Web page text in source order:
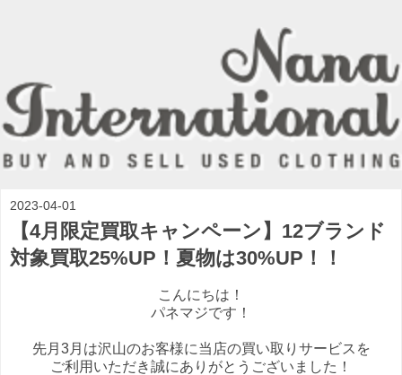
2023-04-01
【4月限定買取キャンペーン】12ブランド
対象買取25%UP！夏物は30%UP！！
こんにちは！
パネマジです！
先月3月は沢山のお客様に当店の買い取りサービスを
ご利用いただき誠にありがとうございました！